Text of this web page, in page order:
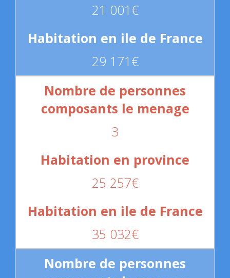
21 001€
29 171€
3
25 257€
35 032€